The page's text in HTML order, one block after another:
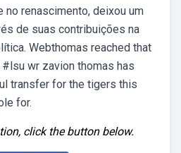
no renascimento, deixou um
de suas contribuições na
Webthomas reached that
wr zavion thomas has
transfer for the tigers this
for.
click the button below.